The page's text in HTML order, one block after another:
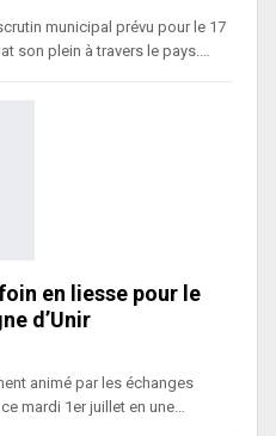
municipal prévu pour le 17
son plein à travers le pays.…
en liesse pour le
d’Unir
animé par les échanges
mardi 1er juillet en une…